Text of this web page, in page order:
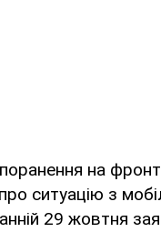
на
ситуацію з
29 жовтня